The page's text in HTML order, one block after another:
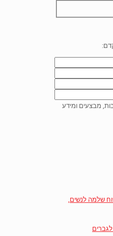
מבצעים ומידע
טיפוח שלמה לנשים,